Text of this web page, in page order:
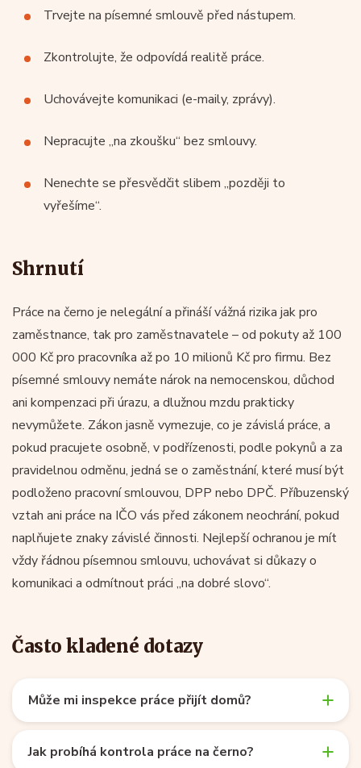
Trvejte na písemné smlouvě před nástupem.
Zkontrolujte, že odpovídá realitě práce.
Uchovávejte komunikaci (e-maily, zprávy).
Nepracujte „na zkoušku“ bez smlouvy.
Nenechte se přesvědčit slibem „později to
vyřešíme“.
Shrnutí
Práce na černo je nelegální a přináší vážná rizika jak pro
zaměstnance, tak pro zaměstnavatele – od pokuty až 100
000 Kč pro pracovníka až po 10 milionů Kč pro firmu. Bez
písemné smlouvy nemáte nárok na nemocenskou, důchod
ani kompenzaci při úrazu, a dlužnou mzdu prakticky
nevymůžete. Zákon jasně vymezuje, co je závislá práce, a
pokud pracujete osobně, v podřízenosti, podle pokynů a za
pravidelnou odměnu, jedná se o zaměstnání, které musí být
podloženo pracovní smlouvou, DPP nebo DPČ. Příbuzenský
vztah ani práce na IČO vás před zákonem neochrání, pokud
naplňujete znaky závislé činnosti. Nejlepší ochranou je mít
vždy řádnou písemnou smlouvu, uchovávat si důkazy o
komunikaci a odmítnout práci „na dobré slovo“.
Často kladené dotazy
Může mi inspekce práce přijít domů?
Jak probíhá kontrola práce na černo?